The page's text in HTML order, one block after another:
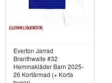
Everton Jarrad
Branthwaite #32
Hemmakläder Barn 2025-
26 Kortärmad (+ Korta